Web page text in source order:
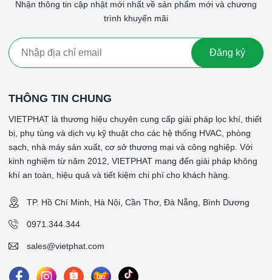
Nhận thông tin cập nhật mới nhất về sản phẩm mới và chương
trình khuyến mãi
Đăng ký
THÔNG TIN CHUNG
VIETPHAT là thương hiệu chuyên cung cấp giải pháp lọc khí, thiết
bị, phụ tùng và dịch vụ kỹ thuật cho các hệ thống HVAC, phòng
sạch, nhà máy sản xuất, cơ sở thương mại và công nghiệp. Với
kinh nghiệm từ năm 2012, VIETPHAT mang đến giải pháp không
khí an toàn, hiệu quả và tiết kiệm chi phí cho khách hàng.
TP. Hồ Chí Minh, Hà Nội, Cần Thơ, Đà Nẵng, Bình Dương
0971.344.344
sales@vietphat.com